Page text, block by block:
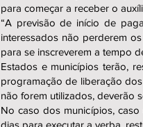
para começar a receber o
“A previsão de início de
interessados não perderem
para se inscreverem a tempo
Estados e municípios terão,
programação de liberação
não forem utilizados, deverão
No caso dos municípios,
dias para executar a verba,